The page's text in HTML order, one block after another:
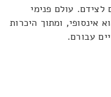
לצידם. עולם פנימי
אינסופי, ומתוך היכרות
עבורם.